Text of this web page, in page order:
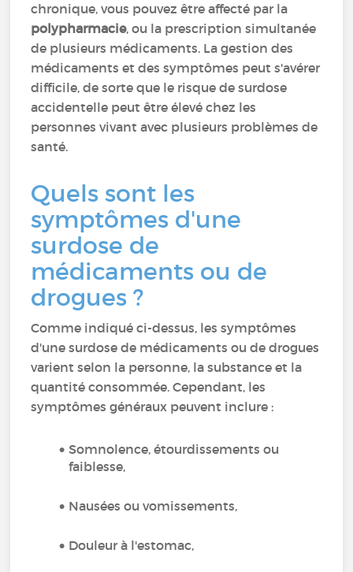
chronique, vous pouvez être affecté par la
polypharmacie, ou la prescription simultanée
de plusieurs médicaments. La gestion des
médicaments et des symptômes peut s'avérer
difficile, de sorte que le risque de surdose
accidentelle peut être élevé chez les
personnes vivant avec plusieurs problèmes de
santé.
Quels sont les
symptômes d'une
surdose de
médicaments ou de
drogues ?
Comme indiqué ci-dessus, les symptômes
d'une surdose de médicaments ou de drogues
varient selon la personne, la substance et la
quantité consommée. Cependant, les
symptômes généraux peuvent inclure :
Somnolence, étourdissements ou
faiblesse,
Nausées ou vomissements,
Douleur à l'estomac,